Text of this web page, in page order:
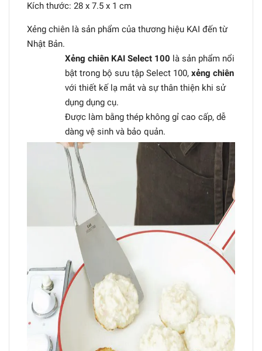
Kích thước: 28 x 7.5 x 1 cm
Xẻng chiên là sản phẩm của thương hiệu KAI đến từ
Nhật Bản.
Xẻng chiên KAI Select 100 là sản phẩm nổi
bật trong bộ sưu tập Select 100, xẻng chiên
với thiết kế lạ mắt và sự thân thiện khi sử
dụng dụng cụ.
Được làm bằng thép không gỉ cao cấp, dễ
dàng vệ sinh và bảo quản.